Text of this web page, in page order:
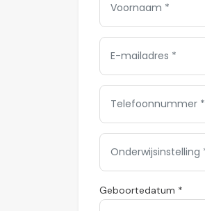
Geboortedatum *